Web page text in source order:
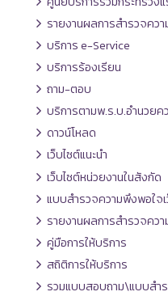
รายงานผลการสำรวจคว
บริการ e-Service
บริการร้องเรียน
ถาม-ตอบ
บริการตามพ.ร.บ.อำนวยค
ดาวน์โหลด
เว็บไซต์แนะนำ
เว็บไซต์หน่วยงานในสังกัด
แบบสำรวจความพึงพอใจ
รายงานผลการสำรวจคว
คู่มือการให้บริการ
สถิติการให้บริการ
รวมแบบสอบถาม\แบบสำ